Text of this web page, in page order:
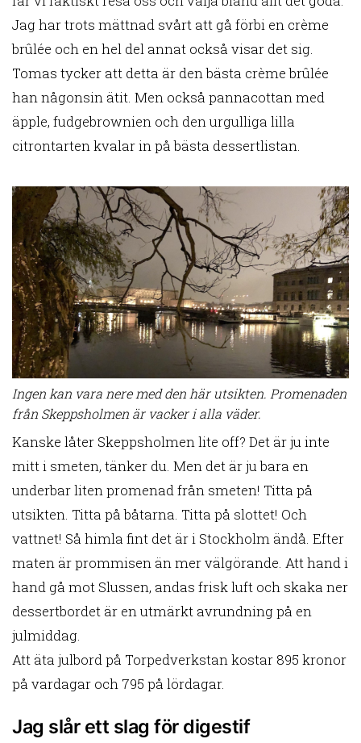
Jag har trots mättnad svårt att gå förbi en crème
brûlée och en hel del annat också visar det sig.
Tomas tycker att detta är den bästa crème brûlée
han någonsin ätit. Men också pannacottan med
äpple, fudgebrownien och den urgulliga lilla
citrontarten kvalar in på bästa dessertlistan.
Ingen kan vara nere med den här utsikten. Promenaden
från Skeppsholmen är vacker i alla väder.
Kanske låter Skeppsholmen lite off? Det är ju inte
mitt i smeten, tänker du. Men det är ju bara en
underbar liten promenad från smeten! Titta på
utsikten. Titta på båtarna. Titta på slottet! Och
vattnet! Så himla fint det är i Stockholm ändå. Efter
maten är prommisen än mer välgörande. Att hand i
hand gå mot Slussen, andas frisk luft och skaka ner
dessertbordet är en utmärkt avrundning på en
julmiddag.
Att äta julbord på Torpedverkstan kostar 895 kronor
på vardagar och 795 på lördagar.
Jag slår ett slag för digestif